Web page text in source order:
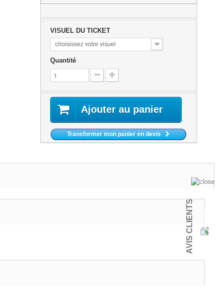
VISUEL DU TICKET
choisissez votre visuel
Quantité
Ajouter au panier
Transformer mon panier en devis
AVIS CLIENTS